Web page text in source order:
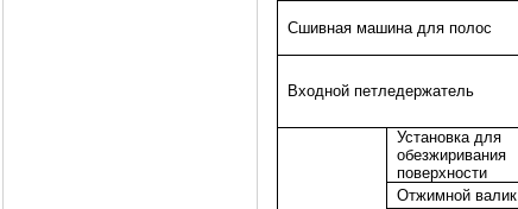
Сшивная машина для полос
Входной петледержатель
Установка для
обезжиривания
поверхности
Отжимной валик